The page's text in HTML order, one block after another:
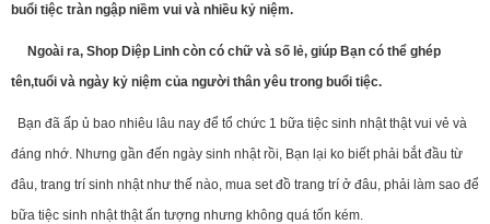
buổi tiệc tràn ngập niềm vui và nhiều kỷ niệm.
Ngoài ra, Shop Diệp Linh còn có chữ và số lẻ, giúp Bạn có thể ghép
tên,tuổi và ngày kỷ niệm của người thân yêu trong buổi tiệc.
Bạn đã ấp ủ bao nhiêu lâu nay để tổ chức 1 bữa tiệc sinh nhật thật vui vẻ và
đáng nhớ. Nhưng gần đến ngày sinh nhật rồi, Bạn lại ko biết phải bắt đầu từ
đâu, trang trí sinh nhật như thế nào, mua set đồ trang trí ở đâu, phải làm sao để
bữa tiệc sinh nhật thật ấn tượng nhưng không quá tốn kém.